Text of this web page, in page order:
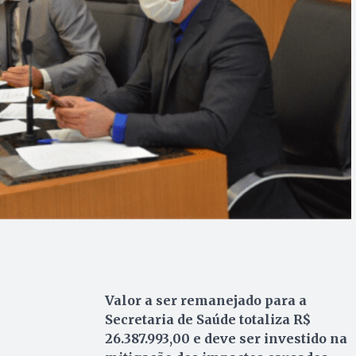
Valor a ser remanejado para a
Secretaria de Saúde totaliza R$
26.387.993,00 e deve ser investido na